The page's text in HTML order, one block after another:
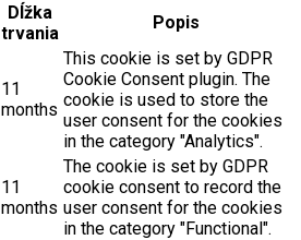
Dĺžka
trvania
Popis
11
months
This cookie is set by GDPR
Cookie Consent plugin. The
cookie is used to store the
user consent for the cookies
in the category "Analytics".
11
months
The cookie is set by GDPR
cookie consent to record the
user consent for the cookies
in the category "Functional".